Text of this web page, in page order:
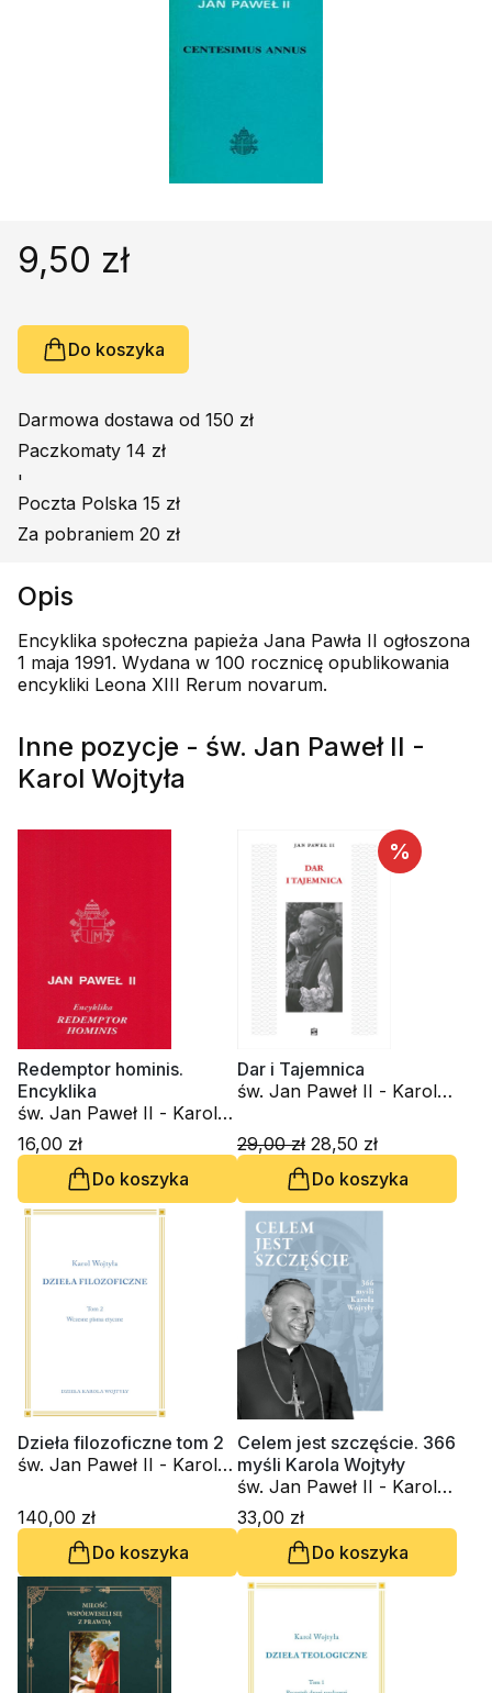
Podręczniki szkolne
Promocja
9,50 zł
Do koszyka
Darmowa dostawa od 150 zł
Paczkomaty 14 zł
'
Poczta Polska 15 zł
Za pobraniem 20 zł
Opis
Encyklika społeczna papieża Jana Pawła II ogłoszona
1 maja 1991. Wydana w 100 rocznicę opublikowania
encykliki Leona XIII Rerum novarum.
Inne pozycje - św. Jan Paweł II -
Karol Wojtyła
Redemptor hominis.
Encyklika
św. Jan Paweł II - Karol
Wojtyła
16,00 zł
Do koszyka
%
Dar i Tajemnica
św. Jan Paweł II - Karol
29,00 zł 28,50 zł
Do koszyka
Dzieła filozoficzne tom 2
św. Jan Paweł II - Karol
140,00 zł
Do koszyka
Celem jest szczęście. 366
myśli Karola Wojtyły
św. Jan Paweł II - Karol
Wojtyła
33,00 zł
Do koszyka